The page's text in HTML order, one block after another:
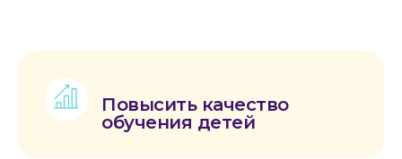
Повысить качество
обучения детей